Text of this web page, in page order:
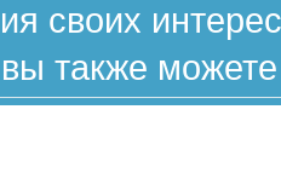
своих
вы также